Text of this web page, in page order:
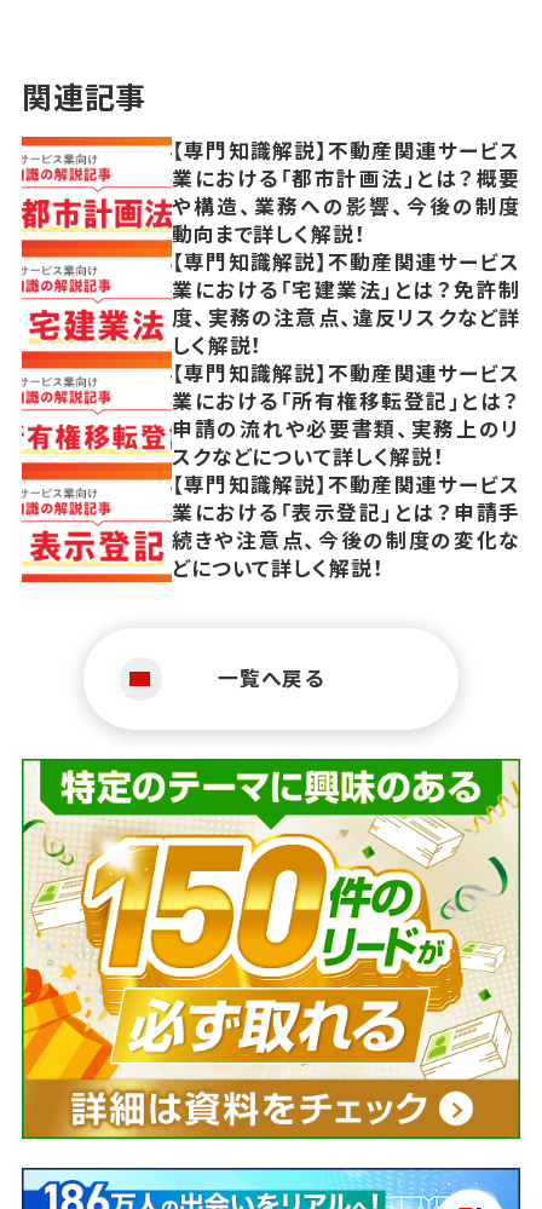
関連記事
【専門知識解説】不動産関連サービス
業における「都市計画法」とは？概要
や構造、業務への影響、今後の制度
動向まで詳しく解説！
【専門知識解説】不動産関連サービス
業における「宅建業法」とは？免許制
度、実務の注意点、違反リスクなど詳
しく解説！
【専門知識解説】不動産関連サービス
業における「所有権移転登記」とは？
申請の流れや必要書類、実務上のリ
スクなどについて詳しく解説！
【専門知識解説】不動産関連サービス
業における「表示登記」とは？申請手
続きや注意点、今後の制度の変化な
どについて詳しく解説！
一覧へ戻る